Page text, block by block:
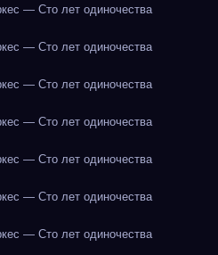
— Сто лет одиночества
— Сто лет одиночества
— Сто лет одиночества
— Сто лет одиночества
— Сто лет одиночества
— Сто лет одиночества
— Сто лет одиночества